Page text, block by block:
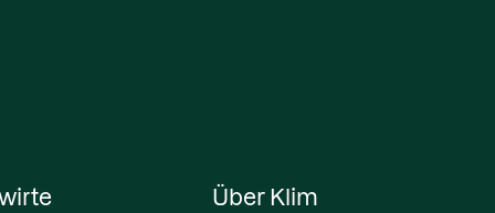
Über Klim